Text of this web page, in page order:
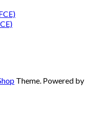
Theme. Powered by